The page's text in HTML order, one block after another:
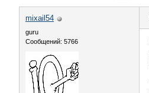
mixail54
guru
Сообщений: 5766